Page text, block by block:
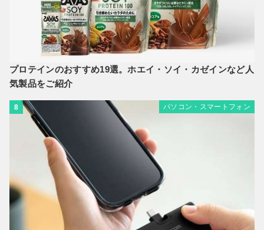
プロテインのおすすめ19選。ホエイ・ソイ・カゼインなど人
気製品をご紹介
8 パソコン・スマートフォン